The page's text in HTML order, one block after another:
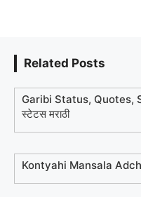
Related Posts
Garibi Status, Quotes,
स्टेटस मराठी
Kontyahi Mansala